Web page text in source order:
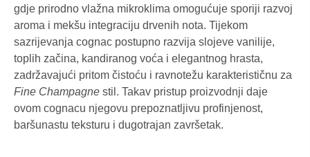
gdje prirodno vlažna mikroklima omogućuje sporiji razvoj
aroma i mekšu integraciju drvenih nota. Tijekom
sazrijevanja cognac postupno razvija slojeve vanilije,
toplih začina, kandiranog voća i elegantnog hrasta,
zadržavajući pritom čistoću i ravnotežu karakterističnu za
Fine Champagne stil. Takav pristup proizvodnji daje
ovom cognacu njegovu prepoznatljivu profinjenost,
baršunastu teksturu i dugotrajan završetak.